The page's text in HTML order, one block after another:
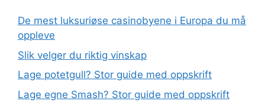
De mest luksuriøse casinobyene i Europa du må
oppleve
Slik velger du riktig vinskap
Lage potetgull? Stor guide med oppskrift
Lage egne Smash? Stor guide med oppskrift